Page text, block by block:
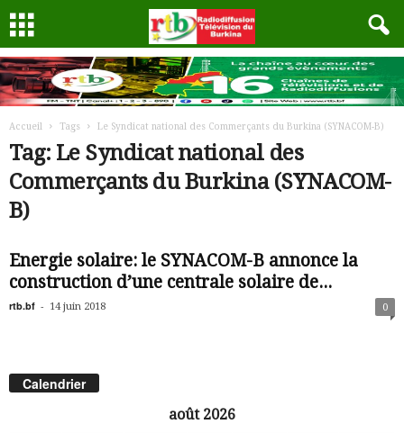
Accueil Tags Le Syndicat national des Commerçants du Burkina (SYNACOM-B)
Tag: Le Syndicat national des
Commerçants du Burkina (SYNACOM-
B)
Energie solaire: le SYNACOM-B annonce la
construction d’une centrale solaire de...
rtb.bf - 14 juin 2018 0
Calendrier
août 2026